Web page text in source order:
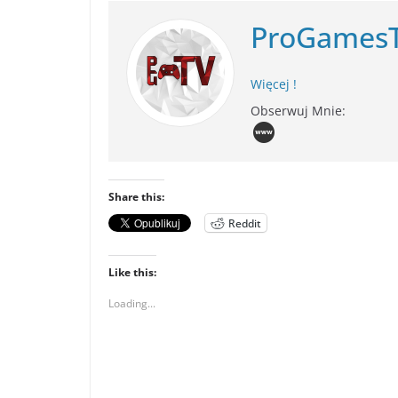
Więcej !
Obserwuj Mnie:
Share this:
Reddit
Like this:
Loading...